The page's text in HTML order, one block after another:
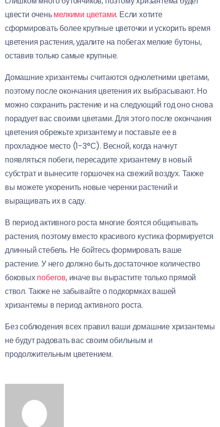
цвести оченьмелкими цветами. Если хотите
сформировать более крупные цветочки и ускорить время
цветения растения, удалите на побегах мелкие бутоны,
оставив только самые крупные.
Домашние хризантемы считаются однолетними цветами,
поэтому после окончания цветения их выбрасывают. Но
можно сохранить растение и на следующий год оно снова
порадует вас своими цветами. Для этого после окончания
цветения обрежьте хризантему и поставьте ее в
прохладное место (1-3°С). Весной, когда начнут
появляться побеги, пересадите хризантему в новый
субстрат и вынесите горшочек на свежий воздух. Также
вы можете укоренить новые черенки растений и
выращивать их в саду.
В период активного роста многие боятся общипывать
растения, поэтому вместо красивого кустика формируется
длинный стебель. Не бойтесь формировать ваше
растение. У него должно быть достаточное количество
боковыхпобегов, иначе вы вырастите только прямой
ствол. Также не забывайте о подкормках вашей
хризантемы в период активного роста.
Без соблюдения всех правил ваши домашние хризантемы
не будут радовать вас своим обильным и
продолжительным цветением.